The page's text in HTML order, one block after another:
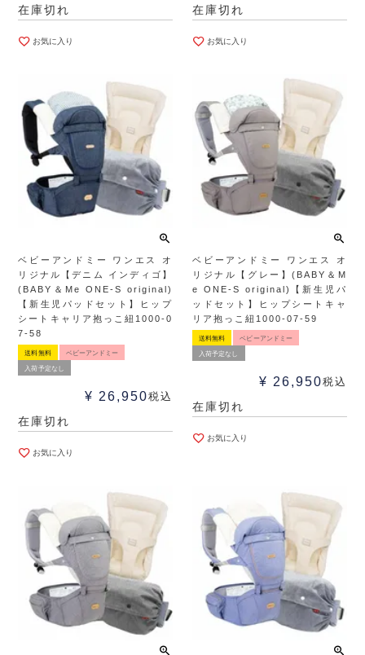
在庫切れ
お気に入り
在庫切れ
お気に入り
ベビーアンドミー ワンエス オ
リジナル【デニム インディゴ】
(BABY＆Me ONE-S original)
【新生児パッドセット】ヒップ
シートキャリア抱っこ紐1000-0
7-58
送料無料 ベビーアンドミー
入荷予定なし
¥ 26,950税込
在庫切れ
お気に入り
ベビーアンドミー ワンエス オ
リジナル【グレー】(BABY＆M
e ONE-S original)【新生児パ
ッドセット】ヒップシートキャ
リア抱っこ紐1000-07-59
送料無料 ベビーアンドミー
入荷予定なし
¥ 26,950税込
在庫切れ
お気に入り